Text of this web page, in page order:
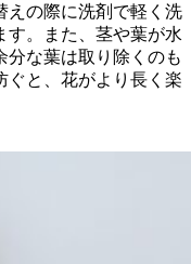
えの際に洗剤で軽く洗
す。また、茎や葉が水
分な葉は取り除くのも
ぐと、花がより長く楽